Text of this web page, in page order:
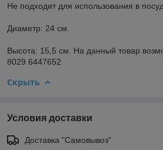
Не подходит для использования в
Диаметр: 24 см.
Высота: 15,5 см. На данный товар
8029 6447652
Скрыть
Условия доставки
Доставка "Самовывоз"